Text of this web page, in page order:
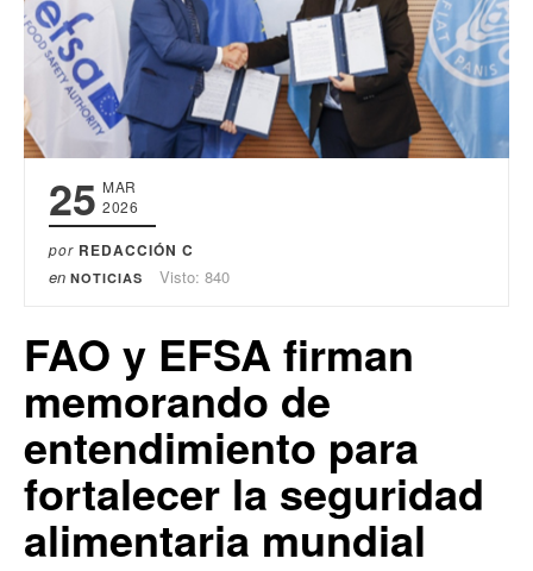
25 MAR
2026
por REDACCIÓN C
en NOTICIAS Visto: 840
FAO y EFSA firman
memorando de
entendimiento para
fortalecer la seguridad
alimentaria mundial